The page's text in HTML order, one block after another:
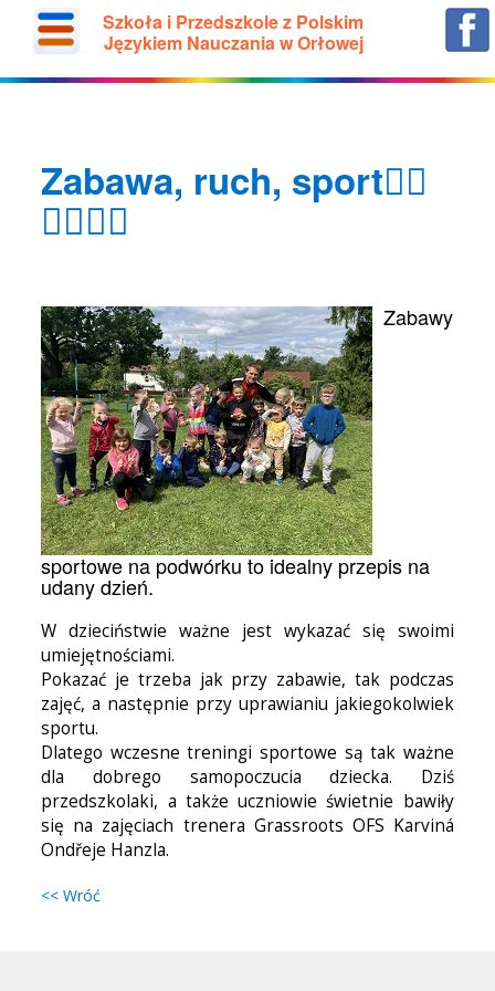
Szkoła i Przedszkole z Polskim
Językiem Nauczania w Orłowej
Zabawa, ruch, sport🤸‍♂️
🤾‍♂️🏃‍♂️
Zabawy
sportowe na podwórku to idealny przepis na
udany dzień.
W dzieciństwie ważne jest wykazać się swoimi
umiejętnościami.
Pokazać je trzeba jak przy zabawie, tak podczas
zajęć, a następnie przy uprawianiu jakiegokolwiek
sportu.
Dlatego wczesne treningi sportowe są tak ważne
dla dobrego samopoczucia dziecka. Dziś
przedszkolaki, a także uczniowie świetnie bawiły
się na zajęciach trenera Grassroots OFS Karviná
Ondřeje Hanzla.
<< Wróć